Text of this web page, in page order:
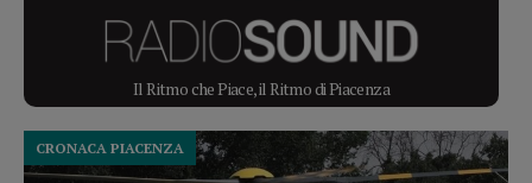
Il Ritmo che Piace, il Ritmo di Piacenza
CRONACA PIACENZA